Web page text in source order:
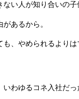
い人が知り合いの
あるから。
、やめられるよりは
わゆるコネ入社だ